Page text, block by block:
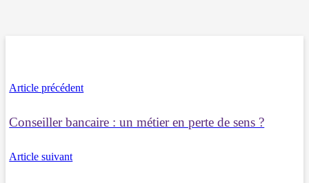
Article précédent
Conseiller bancaire : un métier en perte de sens ?
Article suivant